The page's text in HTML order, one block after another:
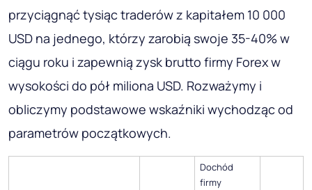
przyciągnąć tysiąc traderów z kapitałem 10 000
USD na jednego, którzy zarobią swoje 35-40% w
ciągu roku i zapewnią zysk brutto firmy Forex w
wysokości do pół miliona USD. Rozważymy i
obliczymy podstawowe wskaźniki wychodząc od
parametrów początkowych.
Dochód
firmy